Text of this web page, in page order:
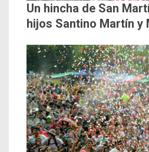
Un hincha de San
hijos Santino Martín y